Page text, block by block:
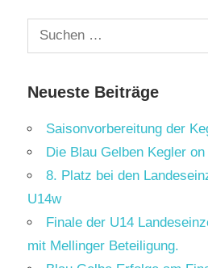
Suchen
nach:
Neueste Beiträge
Saisonvorbereitung der
Die Blau Gelben Kegler on
8. Platz bei den
U14w
Finale der U14
mit Mellinger Beteiligung.